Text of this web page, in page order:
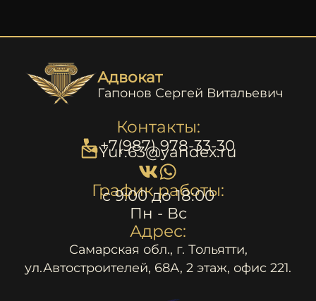
Контакты:
+7(987) 978-33-30
Yur.63@yandex.ru
График работы:
c 9:00 до 18:00
Пн - Вс
Адрес:
Самарская обл., г. Тольятти,
ул.Автостроителей, 68А, 2 этаж, офис 221.
Адвокат
Гапонов Сергей Витальевич